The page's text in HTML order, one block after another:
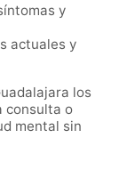
y
actuales y
los
consulta o
mental sin